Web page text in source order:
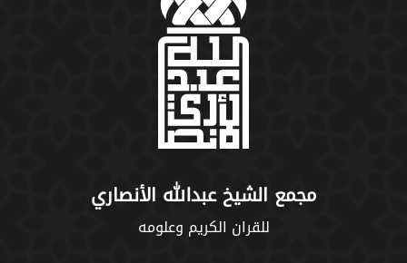
مجمع الشيخ عبدالله الأنصاري
للقران الكريم وعلومه